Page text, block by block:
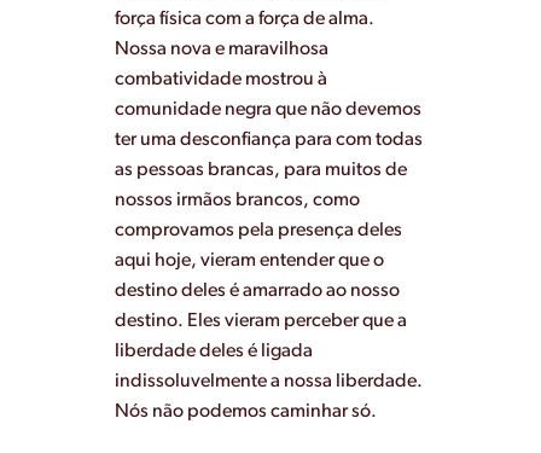
força física com a força de alma.
Nossa nova e maravilhosa
combatividade mostrou à
comunidade negra que não devemos
ter uma desconfiança para com todas
as pessoas brancas, para muitos de
nossos irmãos brancos, como
comprovamos pela presença deles
aqui hoje, vieram entender que o
destino deles é amarrado ao nosso
destino. Eles vieram perceber que a
liberdade deles é ligada
indissoluvelmente a nossa liberdade.
Nós não podemos caminhar só.